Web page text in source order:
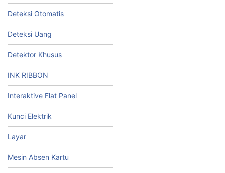
Deteksi Otomatis
Deteksi Uang
Detektor Khusus
INK RIBBON
Interaktive Flat Panel
Kunci Elektrik
Layar
Mesin Absen Kartu